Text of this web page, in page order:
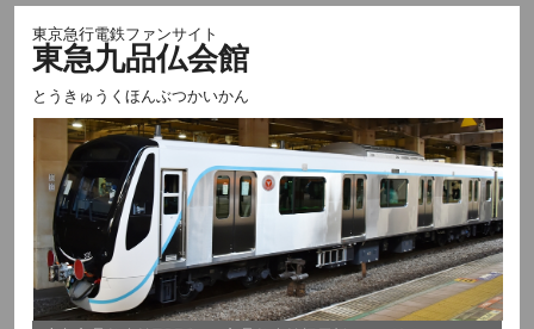
東京急行電鉄ファンサイト
東急九品仏会館
とうきゅうくほんぶつかいかん